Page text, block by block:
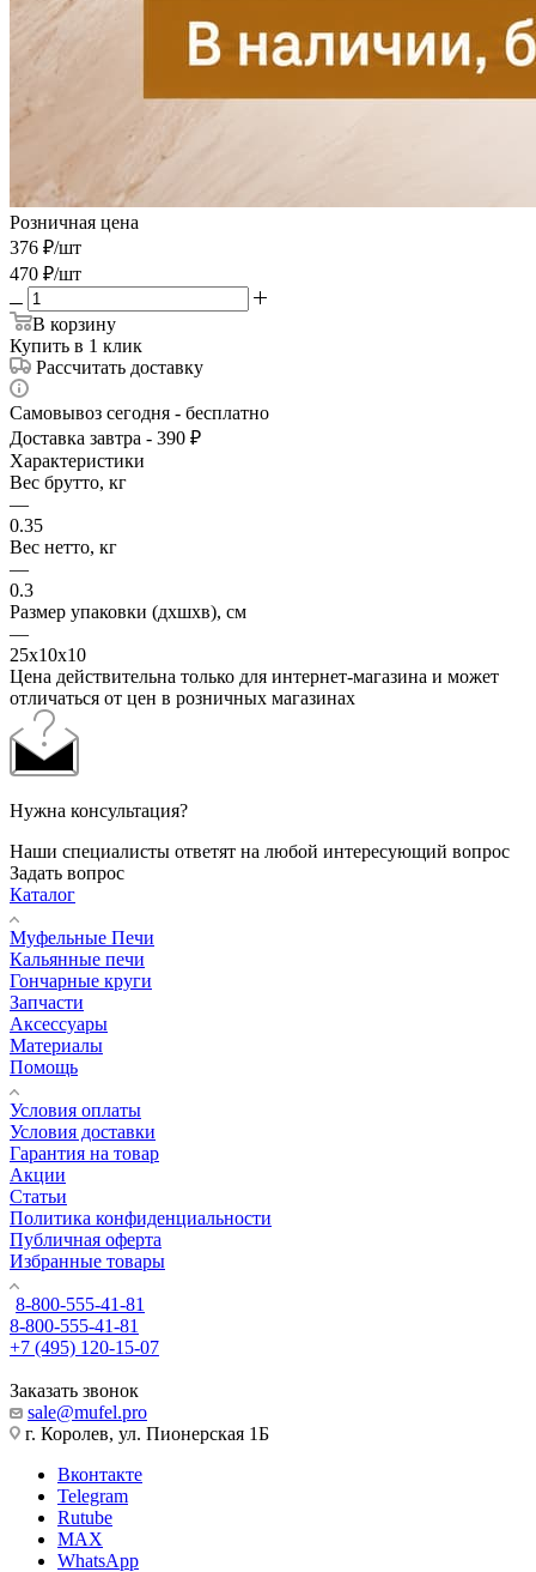
Розничная цена
376 ₽/шт
470 ₽/шт
В корзину
Купить в 1 клик
Рассчитать доставку
Самовывоз сегодня - бесплатно
Доставка завтра - 390 ₽
Характеристики
Вес брутто, кг
—
0.35
Вес нетто, кг
—
0.3
Размер упаковки (дхшхв), см
—
25х10х10
Цена действительна только для интернет-магазина и может
отличаться от цен в розничных магазинах
Нужна консультация?
Наши специалисты ответят на любой интересующий вопрос
Задать вопрос
Каталог
Муфельные Печи
Кальянные печи
Гончарные круги
Запчасти
Аксессуары
Материалы
Помощь
Условия оплаты
Условия доставки
Гарантия на товар
Акции
Статьи
Политика конфиденциальности
Публичная оферта
Избранные товары
8-800-555-41-81
8-800-555-41-81
+7 (495) 120-15-07
Заказать звонок
sale@mufel.pro
г. Королев, ул. Пионерская 1Б
Вконтакте
Telegram
Rutube
MAX
WhatsApp